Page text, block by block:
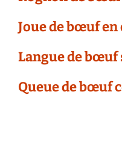
Joue de bœuf en
Langue de bœuf
Queue de bœuf